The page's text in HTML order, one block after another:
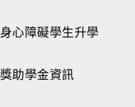
身心障礙學生升學
獎助學金資訊